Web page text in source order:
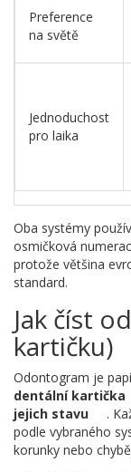
Preference
na světě
Jednoduchost
pro laika
Oba systémy
osmičková
protože většina
standard.
Jak číst
kartičku)
Odontogram je
dentální kartička
jejich stavu
.
podle vybraného
korunky nebo